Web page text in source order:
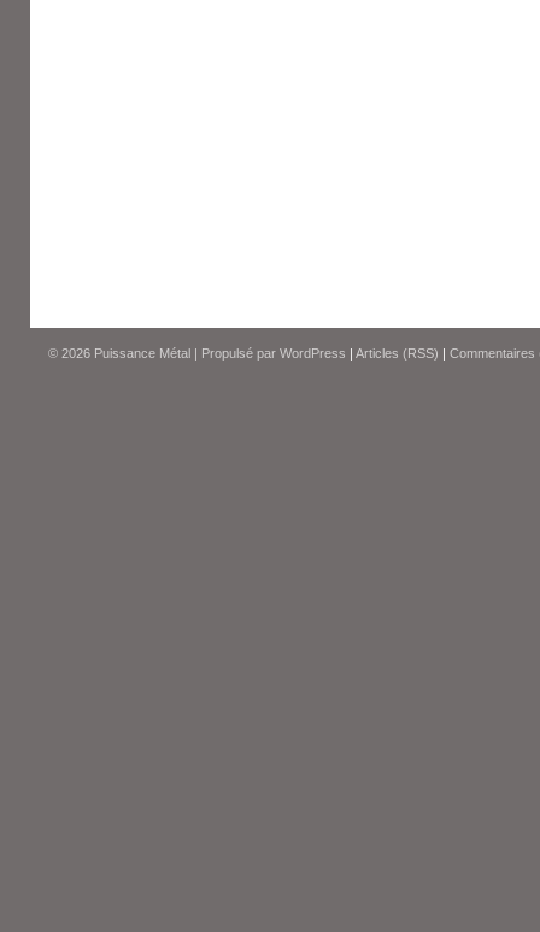
© 2026 Puissance Métal | Propulsé par WordPress | Articles (RSS) | Commentaires